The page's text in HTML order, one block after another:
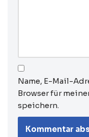
Name, E-Mail-
Browser für
speichern.